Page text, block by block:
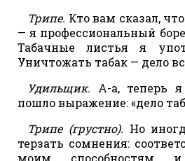
Трипе. Кто вам сказал,
— я профессиональный
Табачные листья я
Уничтожать табак — дело
Удильщик. А-а, теперь
пошло выражение: «дело
Трипе (грустно). Но
терзать сомнения:
моим способностям и